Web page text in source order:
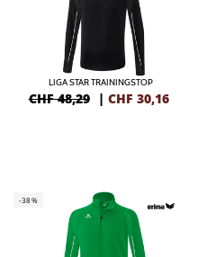
LIGA STAR TRAININGSTOP
CHF 48,29 | CHF 30,16
-38%